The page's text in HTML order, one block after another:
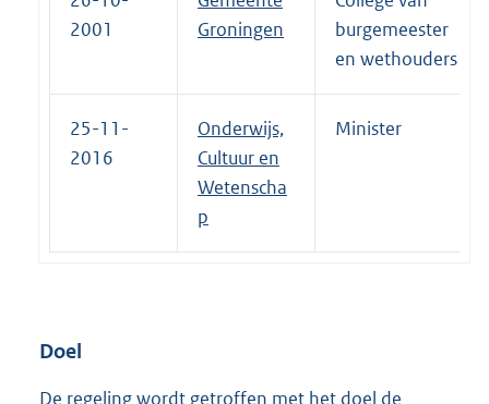
2001
Groningen
burgemeester
en wethouders
25-11-
2016
Onderwijs,
Cultuur en
Wetenscha
p
Minister
Doel
De regeling wordt getroffen met het doel de